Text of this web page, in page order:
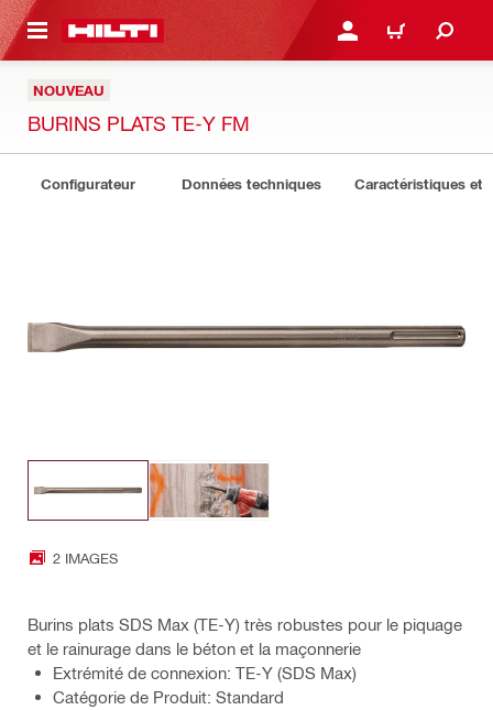
CONTENT CONNEXION OU
PANIER
NOUVEAU
BURINS PLATS TE-Y FM
Configurateur Données techniques Caractéristiques et
2 IMAGES
Burins plats SDS Max (TE-Y) très robustes pour le piquage
et le rainurage dans le béton et la maçonnerie
Extrémité de connexion: TE-Y (SDS Max)
Catégorie de Produit: Standard